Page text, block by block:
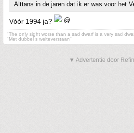
Alttans in de jaren dat ik er was voor het
Vòòr 1994 ja?
"The only sight worse than a sad dwarf is a very sad
"Met dubbel s welteverstaan"
▼ Advertentie door